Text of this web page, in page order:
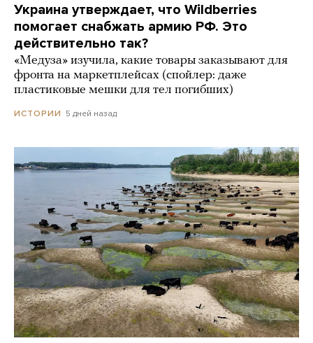
Украина утверждает, что Wildberries
помогает снабжать армию РФ. Это
действительно так?
«Медуза» изучила, какие товары заказывают для
фронта на маркетплейсах (спойлер: даже
пластиковые мешки для тел погибших)
ИСТОРИИ 5 дней назад